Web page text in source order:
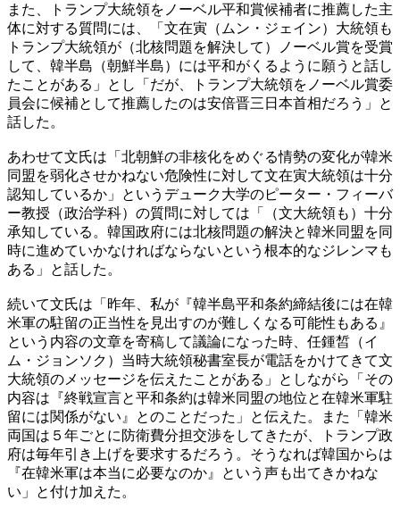
また、トランプ大統領をノーベル平和賞候補者に推薦した主
体に対する質問には、「文在寅（ムン・ジェイン）大統領も
トランプ大統領が（北核問題を解決して）ノーベル賞を受賞
して、韓半島（朝鮮半島）には平和がくるように願うと話し
たことがある」とし「だが、トランプ大統領をノーベル賞委
員会に候補として推薦したのは安倍晋三日本首相だろう」と
話した。
あわせて文氏は「北朝鮮の非核化をめぐる情勢の変化が韓米
同盟を弱化させかねない危険性に対して文在寅大統領は十分
認知しているか」というデューク大学のピーター・フィーバ
ー教授（政治学科）の質問に対しては「（文大統領も）十分
承知している。韓国政府には北核問題の解決と韓米同盟を同
時に進めていかなければならないという根本的なジレンマも
ある」と話した。
続いて文氏は「昨年、私が『韓半島平和条約締結後には在韓
米軍の駐留の正当性を見出すのが難しくなる可能性もある』
という内容の文章を寄稿して議論になった時、任鍾皙（イ
ム・ジョンソク）当時大統領秘書室長が電話をかけてきて文
大統領のメッセージを伝えたことがある」としながら「その
内容は『終戦宣言と平和条約は韓米同盟の地位と在韓米軍駐
留には関係がない』とのことだった」と伝えた。また「韓米
両国は５年ごとに防衛費分担交渉をしてきたが、トランプ政
府は毎年引き上げを要求するだろう。そうなれば韓国からは
『在韓米軍は本当に必要なのか』という声も出てきかねな
い」と付け加えた。